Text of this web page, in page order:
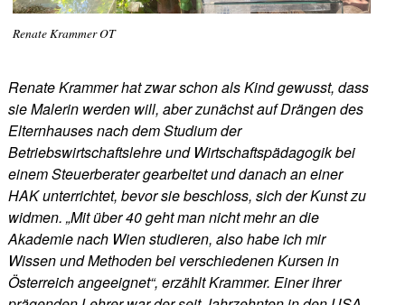
Renate Krammer OT
Renate Krammer hat zwar schon als Kind gewusst, dass
sie Malerin werden will, aber zunächst auf Drängen des
Elternhauses nach dem Studium der
Betriebswirtschaftslehre und Wirtschaftspädagogik bei
einem Steuerberater gearbeitet und danach an einer
HAK unterrichtet, bevor sie beschloss, sich der Kunst zu
widmen. „Mit über 40 geht man nicht mehr an die
Akademie nach Wien studieren, also habe ich mir
Wissen und Methoden bei verschiedenen Kursen in
Österreich angeeignet“, erzählt Krammer. Einer ihrer